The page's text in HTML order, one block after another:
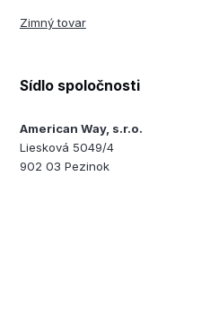
Zimný tovar
Sídlo spoločnosti
American Way, s.r.o.
Liesková 5049/4
902 03 Pezinok